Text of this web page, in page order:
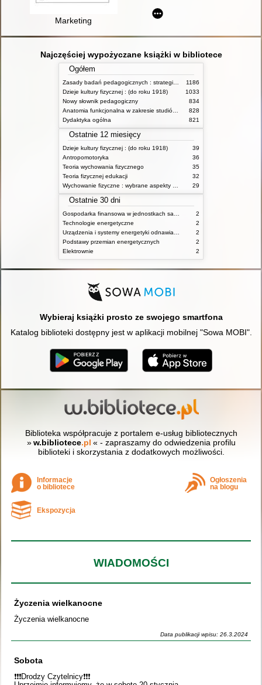
Marketing
Najczęściej wypożyczane książki w bibliotece
Ogółem
1186
Dzieje kultury fizycznej : (do roku 1918)
1033
Nowy słownik pedagogiczny
834
828
Dydaktyka ogólna
821
Ostatnie 12 miesięcy
Dzieje kultury fizycznej : (do roku 1918)
39
Antropomotoryka
36
Teoria wychowania fizycznego
35
Teoria fizycznej edukacji
32
29
Ostatnie 30 dni
2
Technologie energetyczne
2
2
Podstawy przemian energetycznych
2
Elektrownie
2
Wybieraj książki prosto ze swojego smartfona
Katalog biblioteki dostępny jest w aplikacji mobilnej "Sowa MOBI".
Biblioteka współpracuje z portalem e-usług bibliotecznych
» w.bibliotece.pl « - zapraszamy do odwiedzenia profilu
biblioteki i skorzystania z dodatkowych możliwości.
Informacje
o bibliotece
Ogłoszenia
na blogu
Ekspozycja
WIADOMOŚCI
Życzenia wielkanocne
Życzenia wielkanocne
Data publikacji wpisu: 26.3.2024
Sobota
❗️❗️❗️Drodzy Czytelnicy❗️❗️❗️